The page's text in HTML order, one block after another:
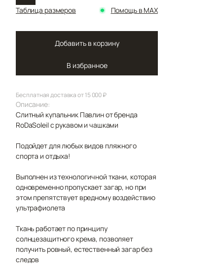
Таблица размеров
Помощь в MAX
Добавить в корзину
В избранное
Бесплатная доставка от 15 000 ₽
Описание:
Слитный купальник Павлин от бренда
RoDaSoleil с рукавом и чашками
Подойдет для любых видов пляжного
спорта и отдыха!
Выполнен из технологичной ткани, которая
одновременно пропускает загар, но при
этом препятствует вредному воздействию
ультрафиолета
Ткань работает по принципу
солнцезащитного крема, позволяет
получить ровный, естественный загар без
следов